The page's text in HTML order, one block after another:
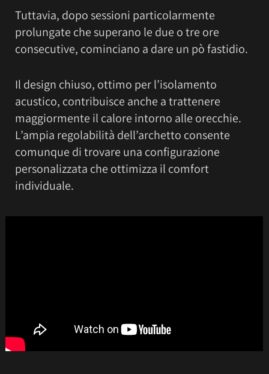
Tuttavia, dopo sessioni particolarmente
prolungate che superano le due o tre ore
consecutive, cominciano a dare un pò fastidio.
Il design chiuso, ottimo per l’isolamento
acustico, contribuisce anche a trattenere
maggiormente il calore intorno alle orecchie.
L’ampia regolabilità dell’archetto consente
comunque di trovare una configurazione
personalizzata che ottimizza il comfort
individuale.